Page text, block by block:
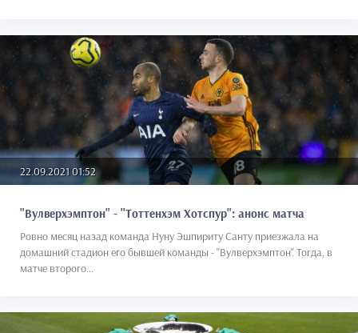
22.09.2021 01:52
"Вулверхэмптон" - "Тоттенхэм Хотспур": анонс матча
Ровно месяц назад команда Нуну Эшпириту Санту приезжала на
домашний стадион его бывшей команды - "Вулверхэмптон". Тогда, в
матче второго...